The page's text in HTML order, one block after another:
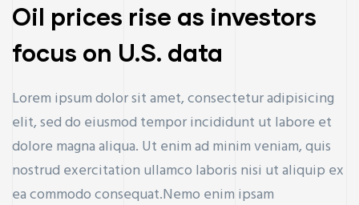
Oil prices rise as investors
focus on U.S. data
Lorem ipsum dolor sit amet, consectetur adipisicing
elit, sed do eiusmod tempor incididunt ut labore et
dolore magna aliqua. Ut enim ad minim veniam, quis
nostrud exercitation ullamco laboris nisi ut aliquip ex
ea commodo consequat.Nemo enim ipsam